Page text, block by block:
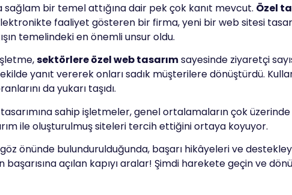
bir temel attığına dair pek çok kanıt mevcut. Özel
faaliyet gösteren bir firma, yeni bir web sitesi
temelindeki en önemli unsur oldu.
sektörlere özel web tasarımsayesinde ziyaretçi
yanıt vererek onları sadık müşterilere dönüştürdü.
da yukarı taşıdı.
sahip işletmeler, genel ortalamaların çok üzerinde
ile oluşturulmuş siteleri tercih ettiğini ortaya koyuyor.
önünde bulundurulduğunda, başarı hikâyeleri ve
başarısına açılan kapıyı aralar! Şimdi harekete geçin ve